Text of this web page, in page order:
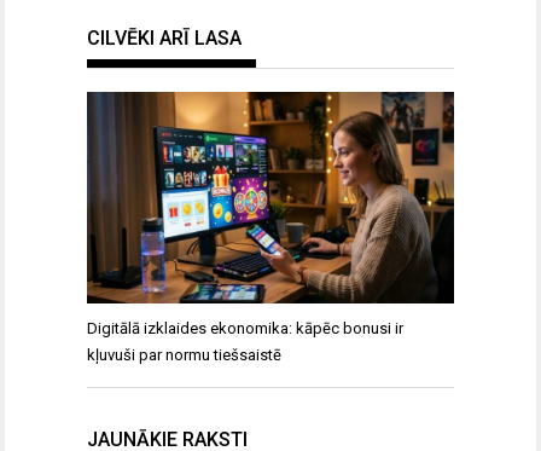
CILVĒKI ARĪ LASA
Digitālā izklaides ekonomika: kāpēc bonusi ir
kļuvuši par normu tiešsaistē
JAUNĀKIE RAKSTI